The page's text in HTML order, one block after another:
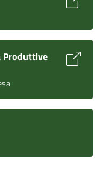
Produttive